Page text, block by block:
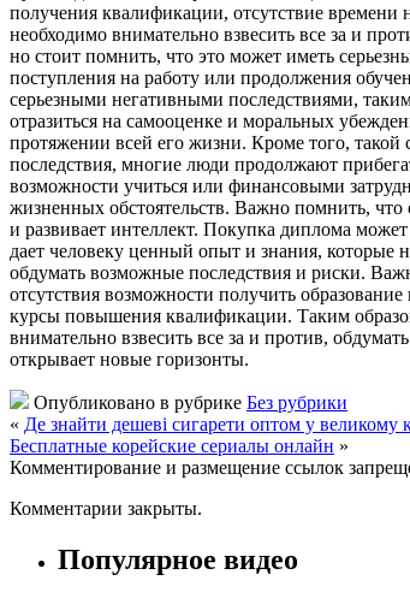
получения квалификации, отсутствие
необходимо внимательно взвесить все за и
но стоит помнить, что это может иметь
поступления на работу или продолжения
серьезными негативными последствиями,
отразиться на самооценке и моральных
протяжении всей его жизни. Кроме того,
последствия, многие люди продолжают
возможности учиться или финансовыми
жизненных обстоятельств. Важно помнить,
и развивает интеллект. Покупка диплома
дает человеку ценный опыт и знания, которые
обдумать возможные последствия и риски.
отсутствия возможности получить
курсы повышения квалификации. Таким
внимательно взвесить все за и против,
открывает новые горизонты.
Опубликовано в рубрике Без рубрики
« Де знайти дешеві сигарети оптом у великому
Бесплатные корейские сериалы онлайн »
Комментирование и размещение ссылок
Комментарии закрыты.
Популярное видео